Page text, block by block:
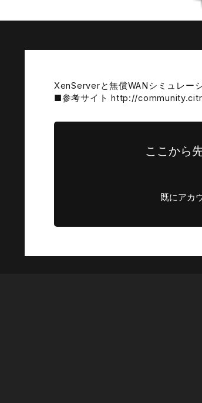
XenServerと無償WANシミュレー
■参考サイト http://
ここから
既にアカ